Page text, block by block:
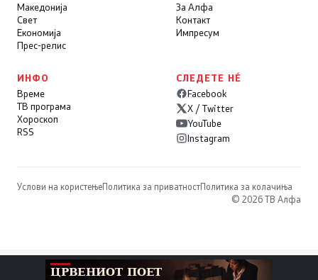
Македонија
Свет
Економија
Прес-релис
За Алфа
Контакт
Импресум
ИНФО
Време
ТВ програма
Хороскоп
RSS
СЛЕДЕТЕ НÉ
Facebook
X / Twitter
YouTube
Instagram
Услови на користењеПолитика за приватностПолитика за колачиња
© 2026 ТВ Алфа